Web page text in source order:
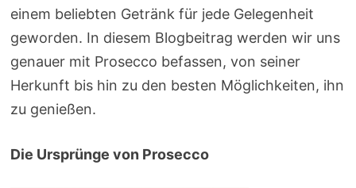
einem beliebten Getränk für jede Gelegenheit
geworden. In diesem Blogbeitrag werden wir uns
genauer mit Prosecco befassen, von seiner
Herkunft bis hin zu den besten Möglichkeiten, ihn
zu genießen.
Die Ursprünge von Prosecco